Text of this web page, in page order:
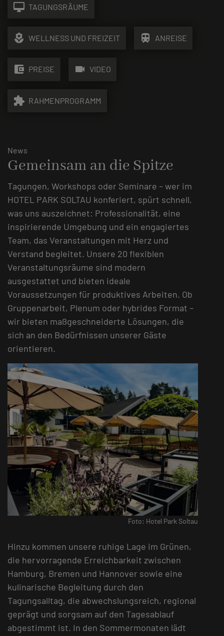
desktop_mac TAGUNGSRÄUME
local_florist WELLNESS UND FREIZEIT train ANREISE
account_balance_wallet PREISE videocam VIDEO
extension RAHMENPROGRAMM
News
Gemeinsam an die Spitze
Tagungen, Workshops oder Seminare – wer im
HOTEL PARK SOLTAU konferiert, spürt schnell,
was uns auszeichnet: Professionalität, eine
inspirierende Umgebung und ein engagiertes
Team, das Veranstaltungen mit Herz und
Verstand begleitet. Unsere 20 flexiblen
Veranstaltungsräume sind modern
ausgestattet und bieten ideale
Voraussetzungen für produktives Arbeiten. Ob
Gruppenarbeit, Plenum oder hybrides Format –
wir bieten maßgeschneiderte Lösungen, die
sich an den Bedürfnissen unserer Gäste
orientieren.
Foto: Hotel Park Soltau
Hinzu kommen unsere ruhige Lage im Grünen,
die hervorragende Erreichbarkeit zwischen
Hamburg, Bremen und Hannover sowie eine
kulinarische Begleitung durch den
Tagungsalltag, die abwechslungsreich, regional
geprägt und sorgsam auf den Tagesablauf
abgestimmt ist. In den Sommermonaten lädt